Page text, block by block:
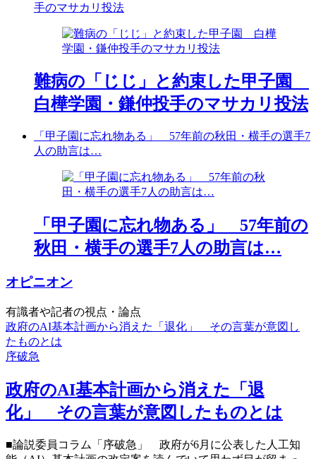
手のマサカリ投法
難病の「じじ」と約束した甲子園
白樺学園・鎌仲投手のマサカリ投法
「甲子園に忘れ物ある」 57年前の秋田・横手の選手7
人の助言は…
「甲子園に忘れ物ある」 57年前の
秋田・横手の選手7人の助言は…
オピニオン
有識者や記者の視点・論点
政府のAI基本計画から消えた「退化」 その言葉が意図し
たものとは
序破急
政府のAI基本計画から消えた「退
化」 その言葉が意図したものとは
■論説委員コラム「序破急」 政府が6月に公表した人工知